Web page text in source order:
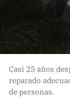
Casi 25 años
reparado
de personas.